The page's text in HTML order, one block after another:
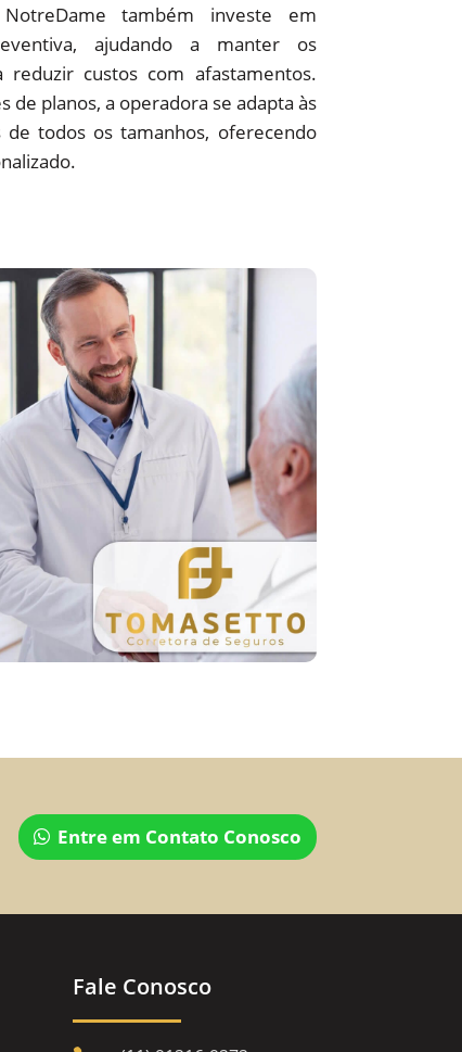
também investe em
ajudando a manter os
reduzir custos com afastamentos.
de planos, a operadora se adapta às
de todos os tamanhos, oferecendo
Entre em Contato Conosco
Fale Conosco